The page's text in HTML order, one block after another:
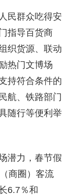
民群众吃得安
指导百货商
织货源、联动
热门文博场
持符合条件的
航、铁路部门
随行等便利举
潜力，春节假
商圈）客流
6.7％和